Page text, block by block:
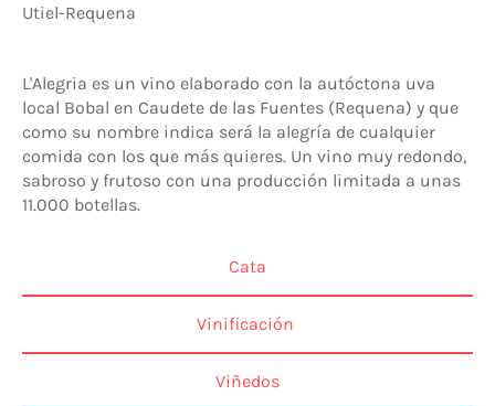
Utiel-Requena
L'Alegria es un vino elaborado con la autóctona uva
local Bobal en Caudete de las Fuentes (Requena) y que
como su nombre indica será la alegría de cualquier
comida con los que más quieres. Un vino muy redondo,
sabroso y frutoso con una producción limitada a unas
11.000 botellas.
Cata
Vinificación
Viñedos